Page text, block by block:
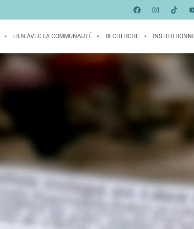
LIEN AVEC LA COMMUNAUTÉ RECHERCHE